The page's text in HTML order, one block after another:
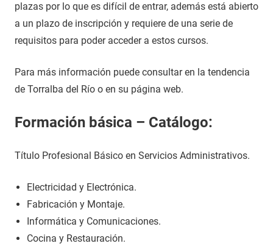
plazas por lo que es difícil de entrar, además está abierto
a un plazo de inscripción y requiere de una serie de
requisitos para poder acceder a estos cursos.
Para más información puede consultar en la tendencia
de Torralba del Río o en su página web.
Formación básica – Catálogo:
Título Profesional Básico en Servicios Administrativos.
Electricidad y Electrónica.
Fabricación y Montaje.
Informática y Comunicaciones.
Cocina y Restauración.